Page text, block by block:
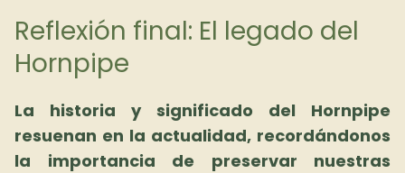
Reflexión final: El legado del
Hornpipe
La historia y significado del Hornpipe
resuenan en la actualidad, recordándonos
la importancia de preservar nuestras